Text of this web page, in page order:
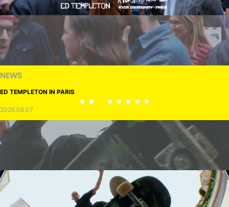
NEWS
ED TEMPLETON IN PARIS
2026.08.07